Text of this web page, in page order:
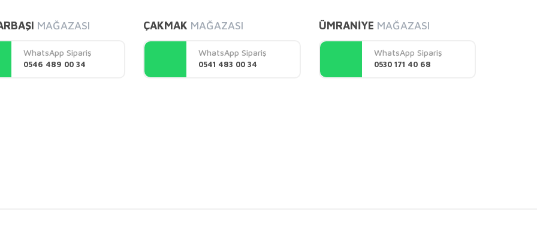
Yorum Yaz
MAĞAZASI
WhatsApp Sipariş
0546 489 00 34
ÇAKMAK MAĞAZASI
WhatsApp Sipariş
0541 483 00 34
ÜMRANİYE MAĞAZASI
WhatsApp Sipariş
0530 171 40 68